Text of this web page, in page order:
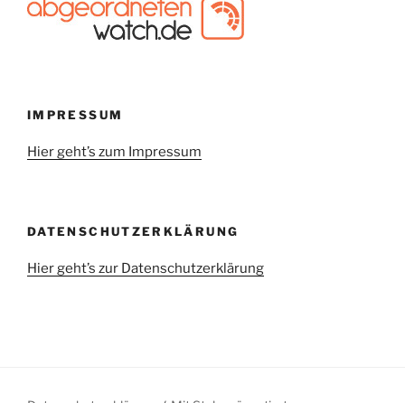
IMPRESSUM
Hier geht’s zum Impressum
DATENSCHUTZERKLÄRUNG
Hier geht’s zur Datenschutzerklärung